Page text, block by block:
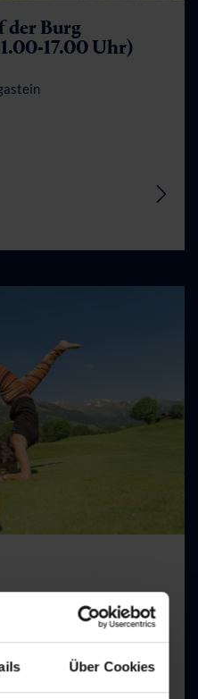
Über Cookies
der Burg
17.00 Uhr)
- Bad Hofgastein